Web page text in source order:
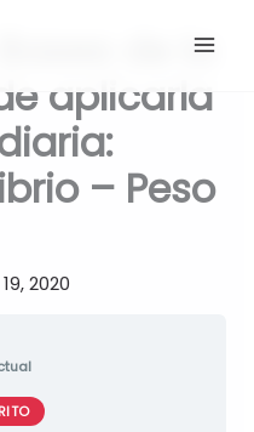
de la
aplicarla
– Peso
2020